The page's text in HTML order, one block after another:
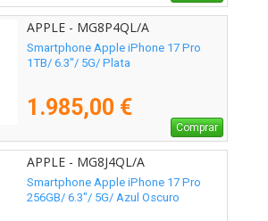
APPLE - MG8P4QL/A
Smartphone Apple iPhone 17 Pro
1TB/ 6.3"/ 5G/ Plata
1.985,00 €
Comprar
APPLE - MG8J4QL/A
Smartphone Apple iPhone 17 Pro
256GB/ 6.3"/ 5G/ Azul Oscuro